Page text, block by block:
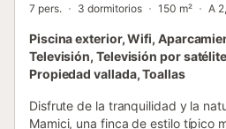
7 pers. 3 dormitorios 150 m² A
Piscina exterior, Wifi,
Televisión, Televisión por
Propiedad vallada, Toallas
Disfrute de la tranquilidad y la
Mamici, una finca de estilo típico